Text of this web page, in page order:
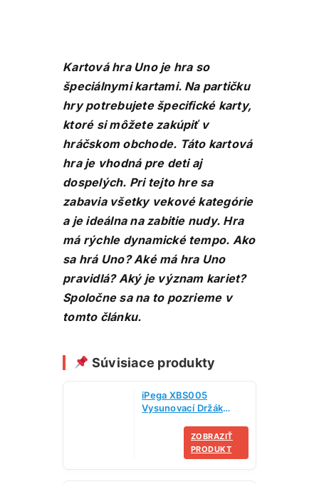
Kartová hra Uno je hra so
špeciálnymi kartami. Na partičku
hry potrebujete špecifické karty,
ktoré si môžete zakúpiť v
hráčskom obchode. Táto kartová
hra je vhodná pre deti aj
dospelých. Pri tejto hre sa
zabavia všetky vekové kategórie
a je ideálna na zabitie nudy. Hra
má rýchle dynamické tempo. Ako
sa hrá Uno? Aké má hra Uno
pravidlá? Aký je význam kariet?
Spoločne sa na to pozrieme v
tomto článku.
Súvisiace produkty
iPega XBS005
Vysunovací Držák
Series X Controller
ZOBRAZIŤ
PRODUKT